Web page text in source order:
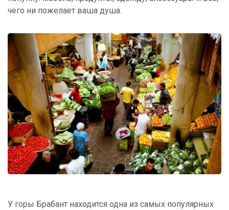
чего ни пожелает ваша душа.
У горы Брабант находится одна из самых популярных